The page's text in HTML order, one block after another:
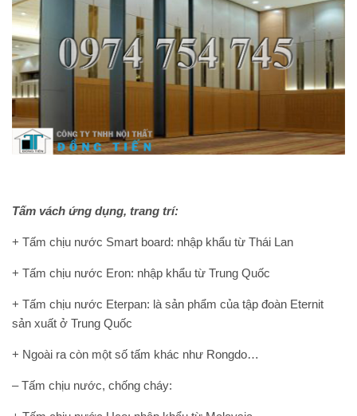
Tấm vách ứng dụng, trang trí:
+ Tấm chịu nước Smart board: nhập khẩu từ Thái Lan
+ Tấm chịu nước Eron: nhập khẩu từ Trung Quốc
+ Tấm chịu nước Eterpan: là sản phẩm của tập đoàn Eternit
sản xuất ở Trung Quốc
+ Ngoài ra còn một số tấm khác như Rongdo…
– Tấm chịu nước, chống cháy: